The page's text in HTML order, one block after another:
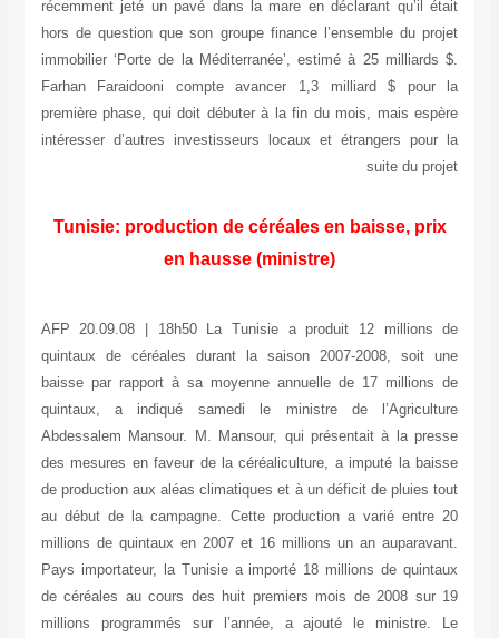
récemment jeté un pavé dans la mare en déclarant qu’il était
hors de question que son groupe finance l’ensemble du projet
immobilier ‘Porte de la Méditerranée’, estimé à 25 milliards $.
Farhan Faraidooni compte avancer 1,3 milliard $ pour la
première phase, qui doit débuter à la fin du mois, mais espère
intéresser d’autres investisseurs locaux et étrangers pour la
suite du projet
Tunisie: production de céréales en baisse, prix
en hausse (ministre)
AFP 20.09.08 | 18h50 La Tunisie a produit 12 millions de
quintaux de céréales durant la saison 2007-2008, soit une
baisse par rapport à sa moyenne annuelle de 17 millions de
quintaux, a indiqué samedi le ministre de l’Agriculture
Abdessalem Mansour. M. Mansour, qui présentait à la presse
des mesures en faveur de la céréaliculture, a imputé la baisse
de production aux aléas climatiques et à un déficit de pluies tout
au début de la campagne. Cette production a varié entre 20
millions de quintaux en 2007 et 16 millions un an auparavant.
Pays importateur, la Tunisie a importé 18 millions de quintaux
de céréales au cours des huit premiers mois de 2008 sur 19
millions programmés sur l’année, a ajouté le ministre. Le